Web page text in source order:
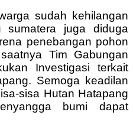
sudah kehilangan
sumatera juga diduga
penebangan pohon
Tim Gabungan
Investigasi terkait
Semoga keadilan
sisa Hutan Hatapang
bumi dapat